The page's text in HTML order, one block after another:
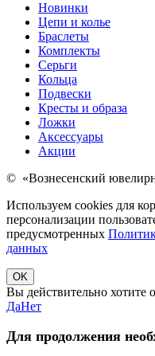
Новинки
Цепи и колье
Браслеты
Комплекты
Серьги
Кольца
Подвески
Кресты и образа
Ложки
Аксессуары
Акции
© «Вознесенский
Используем cookies для
персонализации
предусмотренных
данных
OK
Вы действительно хотите
ДаНет
Для продолжения